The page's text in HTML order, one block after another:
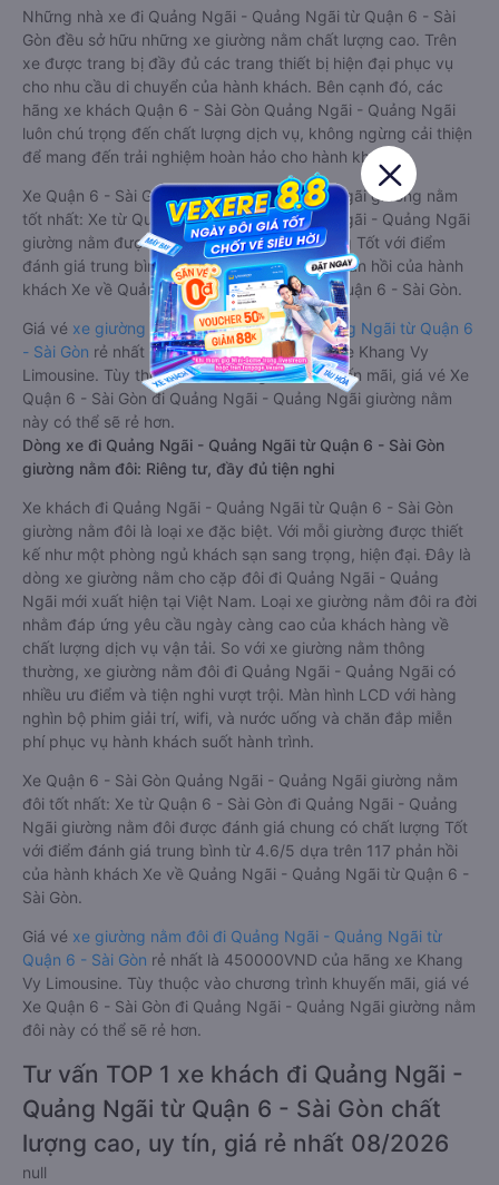
Những nhà xe đi Quảng Ngãi - Quảng Ngãi từ Quận 6 - Sài
Gòn đều sở hữu những xe giường nằm chất lượng cao. Trên
xe được trang bị đầy đủ các trang thiết bị hiện đại phục vụ
cho nhu cầu di chuyển của hành khách. Bên cạnh đó, các
hãng xe khách Quận 6 - Sài Gòn Quảng Ngãi - Quảng Ngãi
luôn chú trọng đến chất lượng dịch vụ, không ngừng cải thiện
để mang đến trải nghiệm hoàn hảo cho hành khách.
Xe Quận 6 - Sài Gòn Quảng Ngãi - Quảng Ngãi giường nằm
tốt nhất: Xe từ Quận 6 - Sài Gòn đi Quảng Ngãi - Quảng Ngãi
giường nằm được đánh giá chung chất lượng Tốt với điểm
đánh giá trung bình từ 4.6/5 dựa trên 117 phản hồi của hành
khách Xe về Quảng Ngãi - Quảng Ngãi từ Quận 6 - Sài Gòn.
Giá vé xe giường nằm đi Quảng Ngãi - Quảng Ngãi từ Quận 6
- Sài Gòn rẻ nhất là 450000VND của hãng xe Khang Vy
Limousine. Tùy thuộc vào chương trình khuyến mãi, giá vé Xe
Quận 6 - Sài Gòn đi Quảng Ngãi - Quảng Ngãi giường nằm
này có thể sẽ rẻ hơn.
Dòng xe đi Quảng Ngãi - Quảng Ngãi từ Quận 6 - Sài Gòn
giường nằm đôi: Riêng tư, đầy đủ tiện nghi
Xe khách đi Quảng Ngãi - Quảng Ngãi từ Quận 6 - Sài Gòn
giường nằm đôi là loại xe đặc biệt. Với mỗi giường được thiết
kế như một phòng ngủ khách sạn sang trọng, hiện đại. Đây là
dòng xe giường nằm cho cặp đôi đi Quảng Ngãi - Quảng
Ngãi mới xuất hiện tại Việt Nam. Loại xe giường nằm đôi ra đời
nhằm đáp ứng yêu cầu ngày càng cao của khách hàng về
chất lượng dịch vụ vận tải. So với xe giường nằm thông
thường, xe giường nằm đôi đi Quảng Ngãi - Quảng Ngãi có
nhiều ưu điểm và tiện nghi vượt trội. Màn hình LCD với hàng
nghìn bộ phim giải trí, wifi, và nước uống và chăn đắp miễn
phí phục vụ hành khách suốt hành trình.
Xe Quận 6 - Sài Gòn Quảng Ngãi - Quảng Ngãi giường nằm
đôi tốt nhất: Xe từ Quận 6 - Sài Gòn đi Quảng Ngãi - Quảng
Ngãi giường nằm đôi được đánh giá chung có chất lượng Tốt
với điểm đánh giá trung bình từ 4.6/5 dựa trên 117 phản hồi
của hành khách Xe về Quảng Ngãi - Quảng Ngãi từ Quận 6 -
Sài Gòn.
Giá vé xe giường nằm đôi đi Quảng Ngãi - Quảng Ngãi từ
Quận 6 - Sài Gòn rẻ nhất là 450000VND của hãng xe Khang
Vy Limousine. Tùy thuộc vào chương trình khuyến mãi, giá vé
Xe Quận 6 - Sài Gòn đi Quảng Ngãi - Quảng Ngãi giường nằm
đôi này có thể sẽ rẻ hơn.
Tư vấn TOP 1 xe khách đi Quảng Ngãi -
Quảng Ngãi từ Quận 6 - Sài Gòn chất
lượng cao, uy tín, giá rẻ nhất 08/2026
null